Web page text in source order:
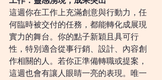
這週你在工作上充滿創意與行動力，任
何臨時被交付的任務，都能轉化成展現
實力的舞台。你的點子新穎且具可行
性，特別適合從事行銷、設計、內容創
作相關的人。若你正準備轉職或提案，
這週也會有讓人眼睛一亮的表現。唯一